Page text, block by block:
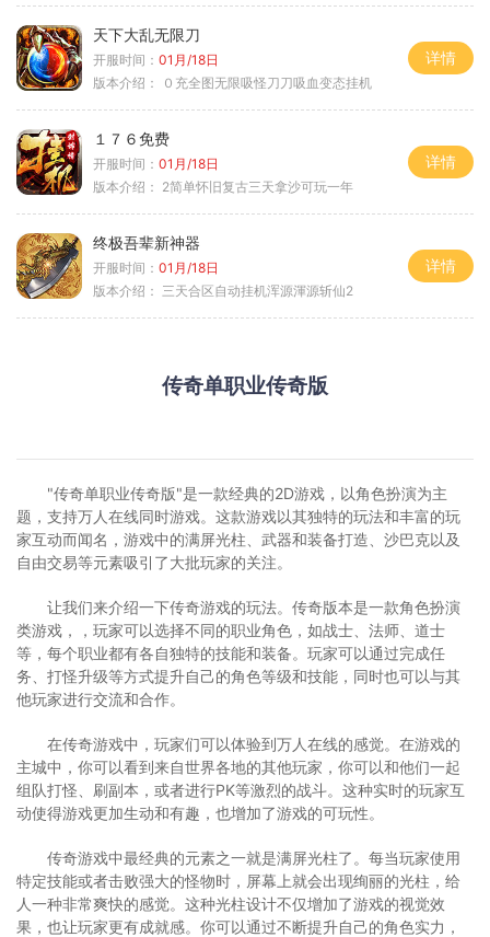
天下大乱无限刀
开服时间： 01月/18日
版本介绍：
０充全图无限吸怪刀刀吸血变态挂机
详情
１７６免费
开服时间： 01月/18日
版本介绍： 2简单怀旧复古三天拿沙可玩一年
详情
终极吾辈新神器
开服时间： 01月/18日
版本介绍： 三天合区自动挂机浑源渾源斩仙2
详情
传奇单职业传奇版
"传奇单职业传奇版"是一款经典的2D游戏，以角色扮演为主
题，支持万人在线同时游戏。这款游戏以其独特的玩法和丰富的玩
家互动而闻名，游戏中的满屏光柱、武器和装备打造、沙巴克以及
自由交易等元素吸引了大批玩家的关注。
让我们来介绍一下传奇游戏的玩法。传奇版本是一款角色扮演
类游戏，，玩家可以选择不同的职业角色，如战士、法师、道士
等，每个职业都有各自独特的技能和装备。玩家可以通过完成任
务、打怪升级等方式提升自己的角色等级和技能，同时也可以与其
他玩家进行交流和合作。
在传奇游戏中，玩家们可以体验到万人在线的感觉。在游戏的
主城中，你可以看到来自世界各地的其他玩家，你可以和他们一起
组队打怪、刷副本，或者进行PK等激烈的战斗。这种实时的玩家互
动使得游戏更加生动和有趣，也增加了游戏的可玩性。
传奇游戏中最经典的元素之一就是满屏光柱了。每当玩家使用
特定技能或者击败强大的怪物时，屏幕上就会出现绚丽的光柱，给
人一种非常爽快的感觉。这种光柱设计不仅增加了游戏的视觉效
果，也让玩家更有成就感。你可以通过不断提升自己的角色实力，